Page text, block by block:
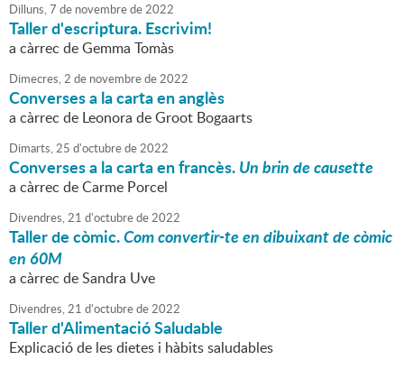
Dilluns,7 de novembrede2022
Taller d'escriptura. Escrivim!
a càrrec de Gemma Tomàs
Dimecres,2 de novembrede2022
Converses a la carta en anglès
a càrrec de Leonora de Groot Bogaarts
Dimarts,25 d'octubrede2022
Converses a la carta en francès.Un brin de causette
a càrrec de Carme Porcel
Divendres,21 d'octubrede2022
Taller de còmic.Com convertir-te en dibuixant de còmic
en 60M
a càrrec de Sandra Uve
Divendres,21 d'octubrede2022
Taller d'Alimentació Saludable
Explicació de les dietes i hàbits saludables